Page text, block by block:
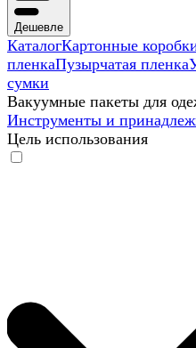
Дешевле
КаталогКартонные
пленкаПузырчатая пленка
сумки
Вакуумные пакеты для
Инструменты и
Цель использования